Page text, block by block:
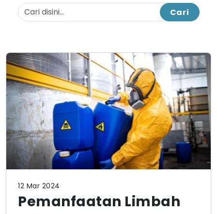
Cari
12 Mar 2024
Pemanfaatan Limbah